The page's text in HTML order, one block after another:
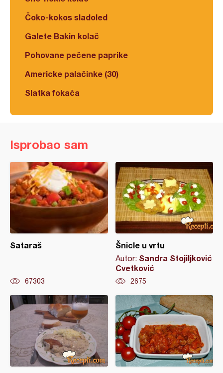
Čoko-kokos sladoled
Galete Bakin kolač
Pohovane pečene paprike
Americke palačinke (30)
Slatka fokača
Isprobao sam
Sataraš
67303
Šnicle u vrtu
Autor: Sandra Stojiljković
Cvetković
2675